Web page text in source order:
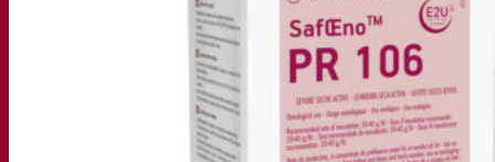
SafYeast™
Fermentis 学院
委托制造
酒水饮料品鉴